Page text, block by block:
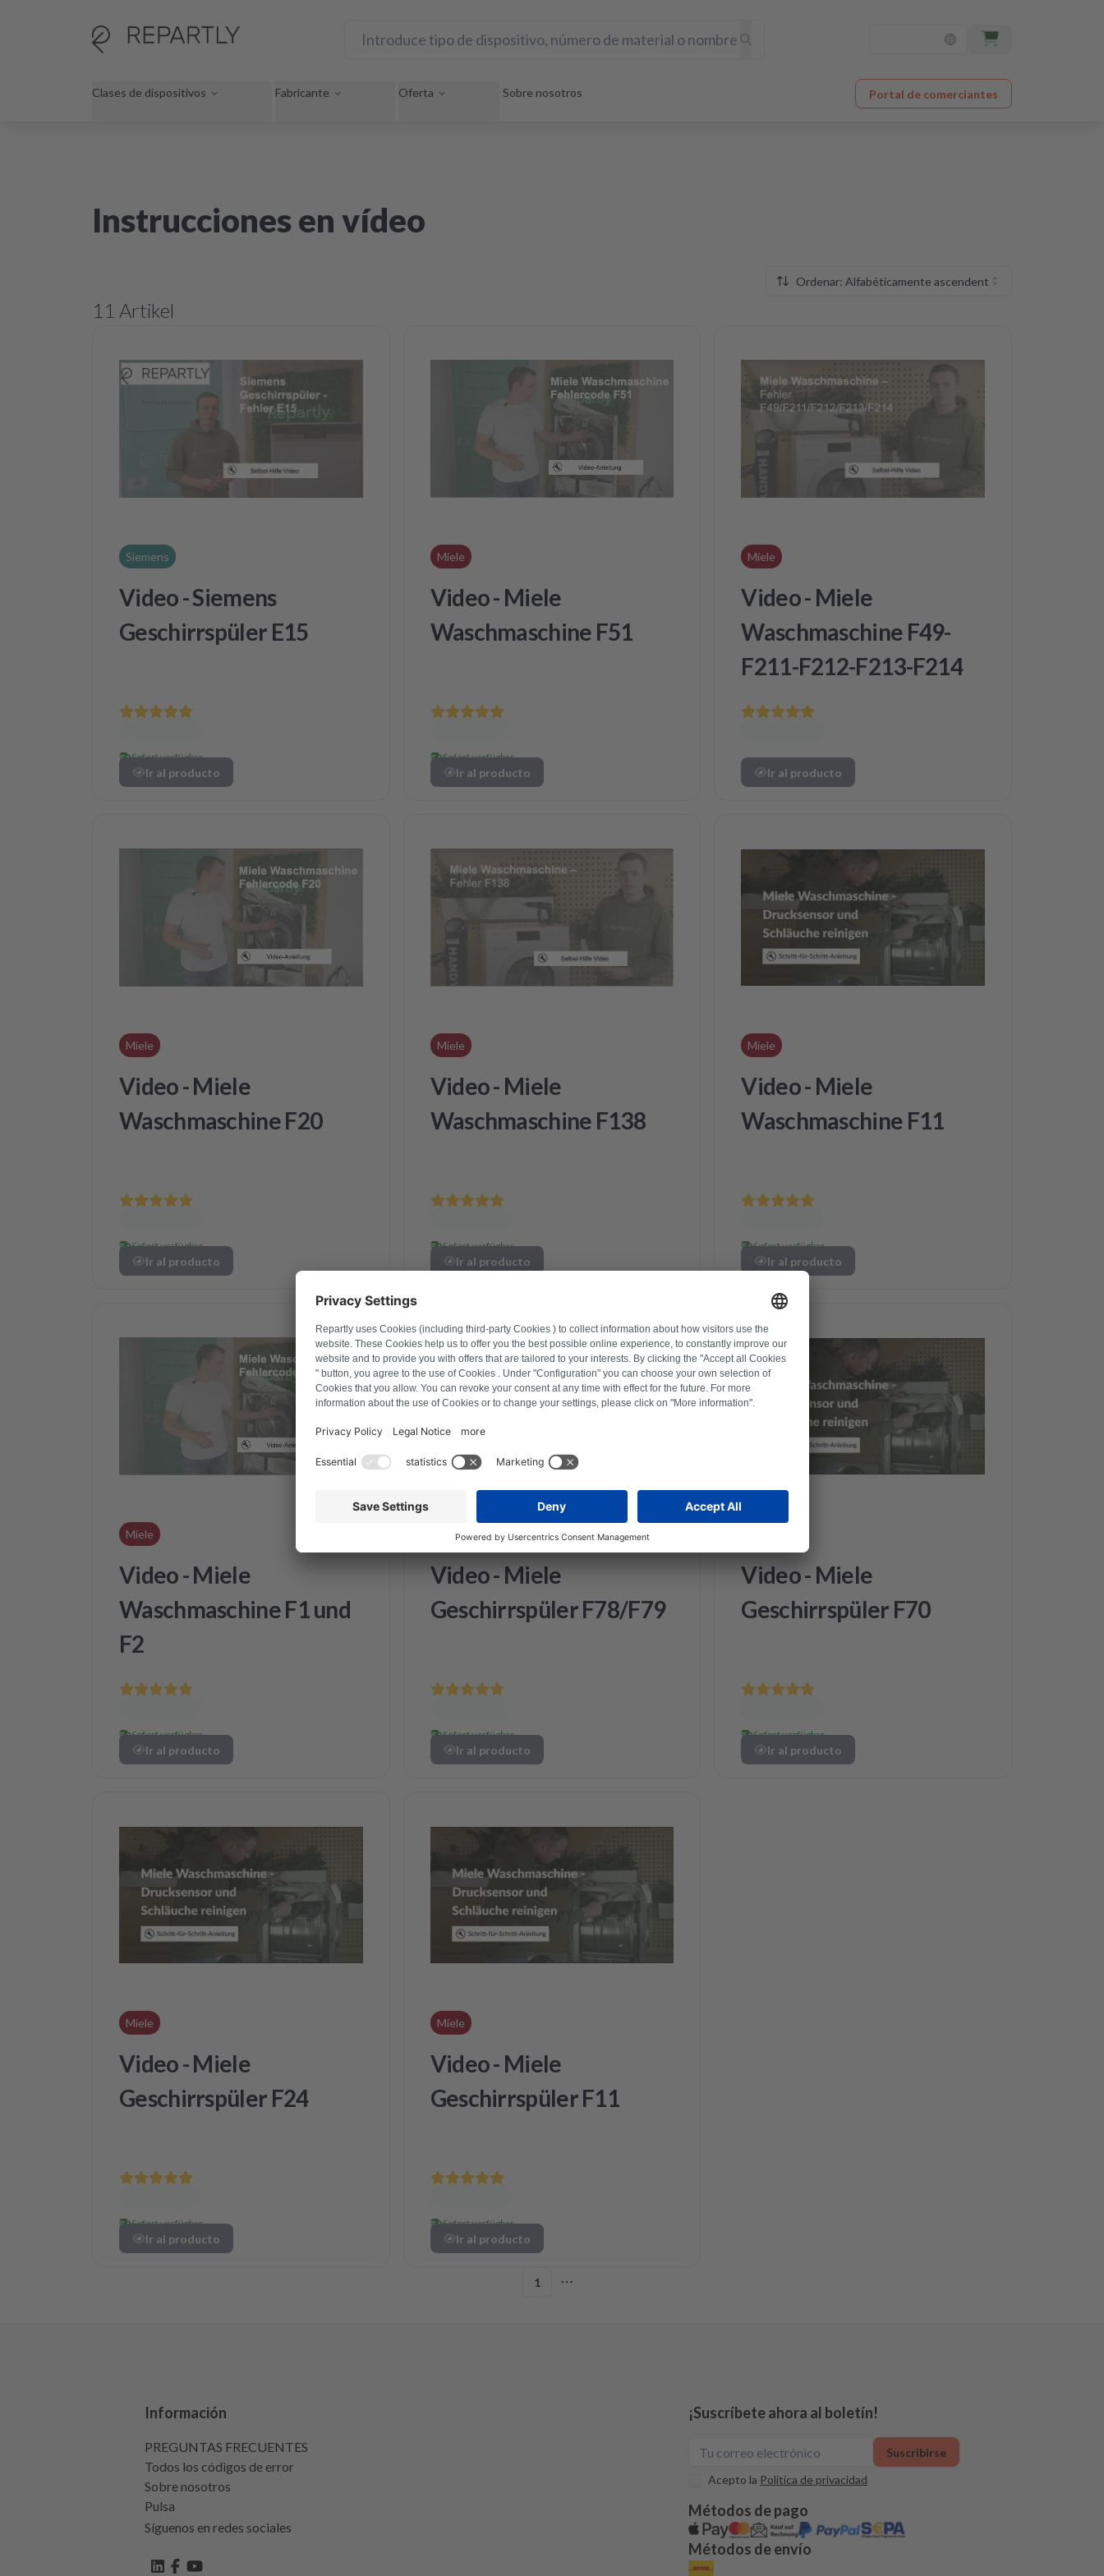
Clases de dispositivos Fabricante Oferta Sobre nosotros Portal de comerciantes
Instrucciones en vídeo
Ordenar: Alfabéticamente ascendente
11 Artikel
Siemens
Video - Siemens
Geschirrspüler E15
Sofort verfügbar
Ir al producto
Miele
Video - Miele
Waschmaschine F51
Sofort verfügbar
Ir al producto
Miele
Video - Miele
Waschmaschine F49-
F211-F212-F213-F214
Ir al producto
Miele
Video - Miele
Waschmaschine F20
Sofort verfügbar
Ir al producto
Miele
Video - Miele
Waschmaschine F138
Sofort verfügbar
Ir al producto
Miele
Video - Miele
Waschmaschine F11
Sofort verfügbar
Ir al producto
Miele
Video - Miele
Waschmaschine F1 und
F2
Sofort verfügbar
Ir al producto
Miele
Video - Miele
Geschirrspüler F78/F79
Sofort verfügbar
Ir al producto
Video - Miele
Geschirrspüler F70
Sofort verfügbar
Ir al producto
Miele
Video - Miele
Geschirrspüler F24
Sofort verfügbar
Ir al producto
Miele
Video - Miele
Geschirrspüler F11
Sofort verfügbar
Ir al producto
1
Información
PREGUNTAS FRECUENTES
Todos los códigos de error
Sobre nosotros
Pulsa
Síguenos en redes sociales
¡Suscríbete ahora al boletín!
Acepto la Política de privacidad
Suscribirse
Métodos de pago
Métodos de envío